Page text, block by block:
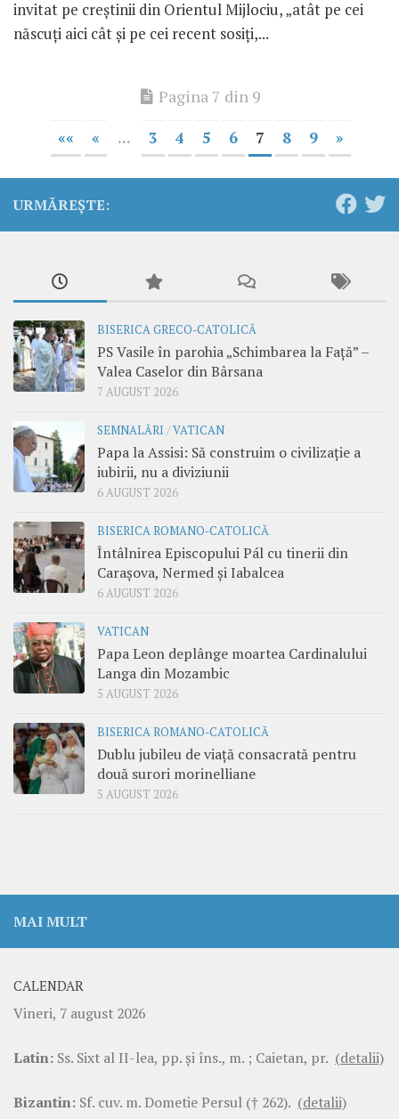
invitat pe creştinii din Orientul Mijlociu, „atât pe cei
născuţi aici cât şi pe cei recent sosiţi,...
Pagina 7 din 9
«« « ... 3 4 5 6 7 8 9 »
URMĂREȘTE:
BISERICA GRECO-CATOLICĂ
PS Vasile în parohia „Schimbarea la Față” –
Valea Caselor din Bârsana
7 AUGUST 2026
SEMNALĂRI /VATICAN
Papa la Assisi: Să construim o civilizație a
iubirii, nu a diviziunii
6 AUGUST 2026
BISERICA ROMANO-CATOLICĂ
Întâlnirea Episcopului Pál cu tinerii din
Carașova, Nermed și Iabalcea
6 AUGUST 2026
VATICAN
Papa Leon deplânge moartea Cardinalului
Langa din Mozambic
5 AUGUST 2026
BISERICA ROMANO-CATOLICĂ
Dublu jubileu de viață consacrată pentru
două surori morinelliane
5 AUGUST 2026
MAI MULT
CALENDAR
Vineri, 7 august 2026
Latin: Ss. Sixt al II-lea, pp. şi îns., m. ; Caietan, pr. (detalii)
Bizantin: Sf. cuv. m. Dometie Persul († 262). (detalii)